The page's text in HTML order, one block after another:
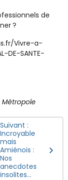
de
?
Vivre-a-
DE-SANTE-
Métropole
Suivant :
Incroyable
mais
Amiénois :
Nos
anecdotes
insolites...